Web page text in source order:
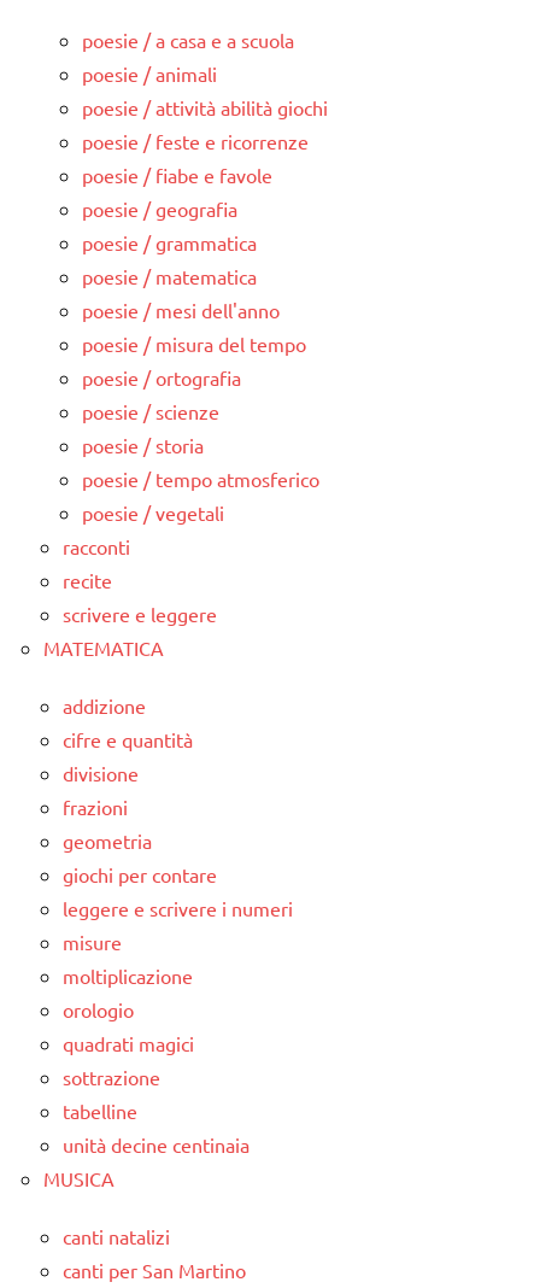
poesie / a casa e a scuola
poesie / animali
poesie / attività abilità giochi
poesie / feste e ricorrenze
poesie / fiabe e favole
poesie / geografia
poesie / grammatica
poesie / matematica
poesie / mesi dell'anno
poesie / misura del tempo
poesie / ortografia
poesie / scienze
poesie / storia
poesie / tempo atmosferico
poesie / vegetali
racconti
recite
scrivere e leggere
MATEMATICA
addizione
cifre e quantità
divisione
frazioni
geometria
giochi per contare
leggere e scrivere i numeri
misure
moltiplicazione
orologio
quadrati magici
sottrazione
tabelline
unità decine centinaia
MUSICA
canti natalizi
canti per San Martino